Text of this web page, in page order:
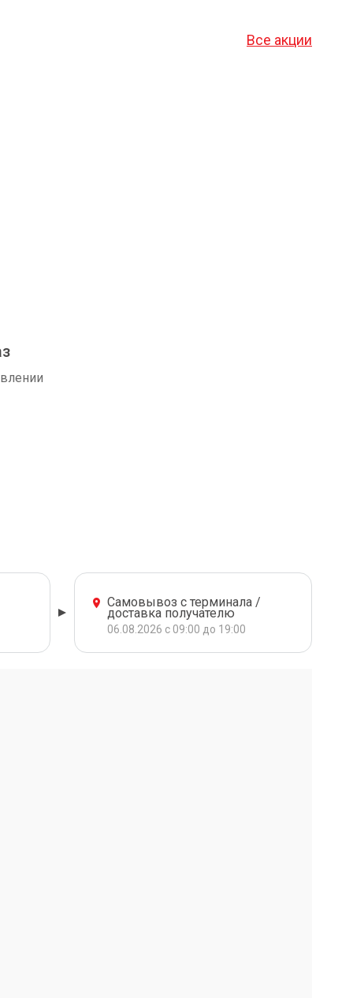
Все акции
Самовывоз с терминала /
доставка получателю
06.08.2026 с 09:00 до 19:00